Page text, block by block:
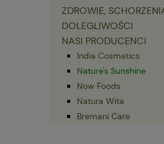
ZDROWIE,
DOLEGLIWOŚCI
NASI PRODUCENCI
India Cosmetics
Nature's Sunshine
Now Foods
Natura Wita
Bremani Care